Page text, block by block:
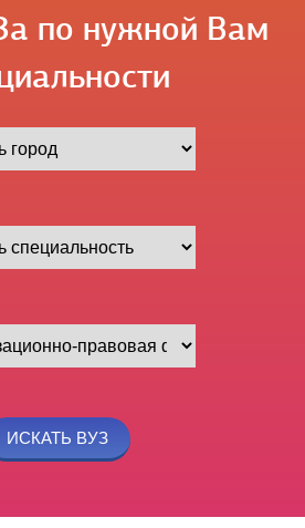
по нужной Вам